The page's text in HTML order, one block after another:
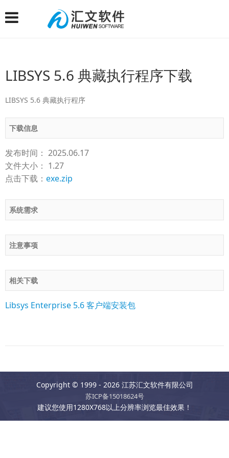
LIBSYS 5.6 典藏执行程序下载
LIBSYS 5.6 典藏执行程序
下载信息
发布时间： 2025.06.17
文件大小： 1.27
点击下载： exe.zip
系统需求
注意事项
相关下载
Libsys Enterprise 5.6 客户端安装包
Copyright © 1999 - 2026 江苏汇文软件有限公司
苏ICP备15018624号
建议您使用1280X768以上分辨率浏览最佳效果！